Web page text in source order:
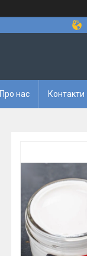
Про нас Контакти